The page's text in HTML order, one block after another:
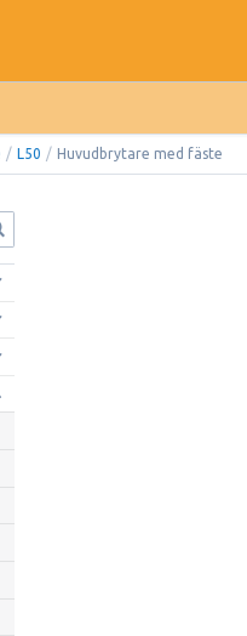
/ L50 / Huvudbrytare med fäste